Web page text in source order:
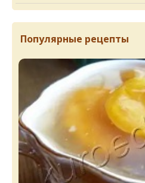
Популярные рецепты